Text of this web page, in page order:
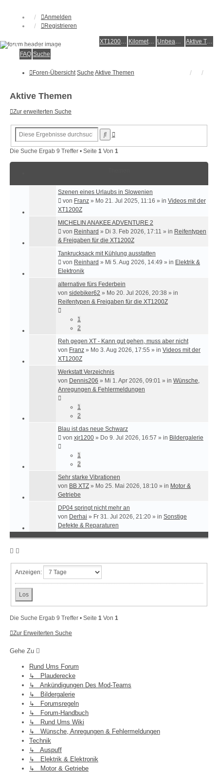
Anmelden
Registrieren
XT1200Z-Wiki Kilometerstatistik Unbeantwortete Themen Aktive Themen
Alles rund um die Yamaha XT1200Z Super Ténéré
FAQ Suche
Foren-Übersicht Suche Aktive Themen
Aktive Themen
Zur erweiterten Suche
SucheErweiterte
Die Suche Ergab 9 Treffer • Seite 1 Von 1
Szenen eines Urlaubs in Slowenien
von Franz » Mo 21. Jul 2025, 11:16 » in Videos mit der
XT1200Z
MICHELIN ANAKEE ADVENTURE 2
von Reinhard » Di 3. Feb 2026, 17:11 » in Reifentypen
& Freigaben für die XT1200Z
Tankrucksack mit Kühlung ausstatten
von Reinhard » Mi 5. Aug 2026, 14:49 » in Elektrik &
Elektronik
alternative fürs Federbein
von sidebiker62 » Mo 20. Jul 2026, 20:38 » in
Reifentypen & Freigaben für die XT1200Z
1
2
Reh gegen XT - Kann gut gehen, muss aber nicht
von Franz » Mo 3. Aug 2026, 17:55 » in Videos mit der
XT1200Z
Werkstatt Verzeichnis
von Dennis206 » Mi 1. Apr 2026, 09:01 » in Wünsche,
Anregungen & Fehlermeldungen
1
2
Blau ist das neue Schwarz
von xjr1200 » Do 9. Jul 2026, 16:57 » in Bildergalerie
1
2
Sehr starke Vibrationen
von BB XTZ » Mo 25. Mai 2026, 18:10 » in Motor &
Getriebe
DP04 springt nicht mehr an
von Derhai » Fr 31. Jul 2026, 21:20 » in Sonstige
Defekte & Reparaturen
Anzeigen:
Die Suche Ergab 9 Treffer • Seite 1 Von 1
Zur Erweiterten Suche
Gehe Zu
Rund Ums Forum
↳ Plauderecke
↳ Ankündigungen Des Mod-Teams
↳ Bildergalerie
↳ Forumsregeln
↳ Forum-Handbuch
↳ Rund Ums Wiki
↳ Wünsche, Anregungen & Fehlermeldungen
Technik
↳ Auspuff
↳ Elektrik & Elektronik
↳ Motor & Getriebe